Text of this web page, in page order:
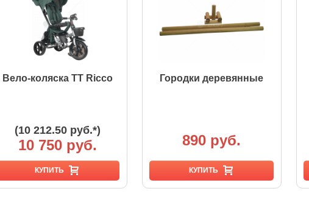
Вело-коляска TT Ricco
(10 212.50 руб.*)
10 750 руб.
КУПИТЬ
Городки деревянные
890 руб.
КУПИТЬ